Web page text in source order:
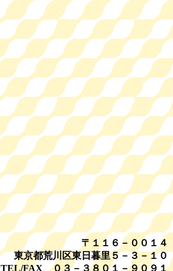
〒１１６－００１４
東京都荒川区東日暮里５－３－１０
TEL/FAX ０３－３８０１－９０９１